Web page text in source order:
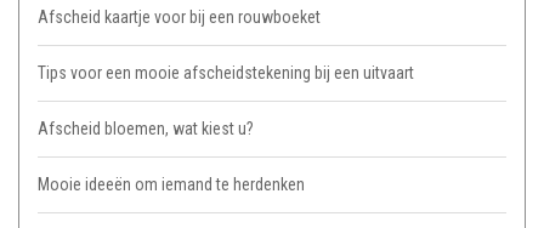
Afscheid kaartje voor bij een rouwboeket
Tips voor een mooie afscheidstekening bij een uitvaart
Afscheid bloemen, wat kiest u?
Mooie ideeën om iemand te herdenken